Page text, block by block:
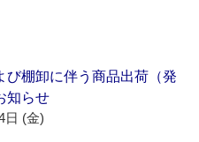
び棚卸に伴う商品出荷（発
知らせ
日 (金)